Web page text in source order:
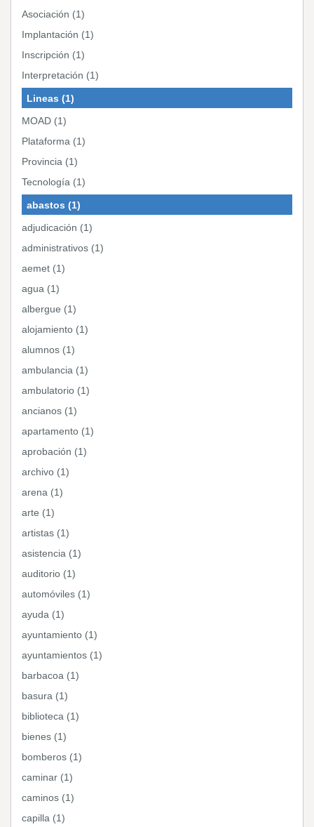
Asociación (1)
Implantación (1)
Inscripción (1)
Interpretación (1)
Lineas (1)
MOAD (1)
Plataforma (1)
Provincia (1)
Tecnología (1)
abastos (1)
adjudicación (1)
administrativos (1)
aemet (1)
agua (1)
albergue (1)
alojamiento (1)
alumnos (1)
ambulancia (1)
ambulatorio (1)
ancianos (1)
apartamento (1)
aprobación (1)
archivo (1)
arena (1)
arte (1)
artistas (1)
asistencia (1)
auditorio (1)
automóviles (1)
ayuda (1)
ayuntamiento (1)
ayuntamientos (1)
barbacoa (1)
basura (1)
biblioteca (1)
bienes (1)
bomberos (1)
caminar (1)
caminos (1)
capilla (1)